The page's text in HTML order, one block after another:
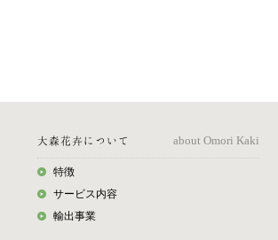
大森花卉について about Omori Kaki
特徴
サービス内容
輸出事業